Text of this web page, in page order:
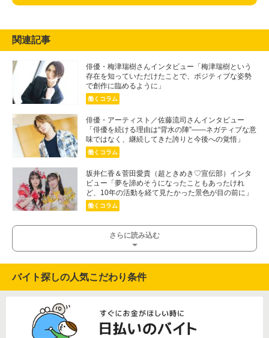
関連記事
俳優・梅津瑞樹さんインタビュー「梅津瑞樹という
存在を知っていただけたことで、ポジティブな姿勢
で創作に臨めるように」
働くコラム
俳優・アーティスト／佐藤流司さんインタビュー
「俳優を続ける理由は“背水の陣”――ネガティブな意
味ではなく、継続してきた誇りと今後への覚悟」
働くコラム
坂井仁香＆菅田愛貴（超ときめき♡宣伝部）インタ
ビュー「夢を諦めそうになったこともあったけれ
ど、10年の活動を経て見たかった景色が目の前に」
働くコラム
さらに読み込む
バイト探しの人気こだわり条件